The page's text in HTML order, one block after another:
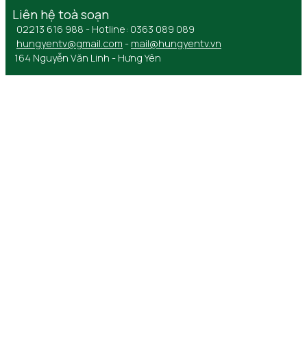
Liên hệ toà soạn
02213 616 988 - Hotline: 0363 089 089
hungyentv@gmail.com - mail@hungyentv.vn
164 Nguyễn Văn Linh - Hưng Yên